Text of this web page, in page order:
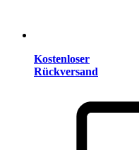
Kostenloser
Rückversand